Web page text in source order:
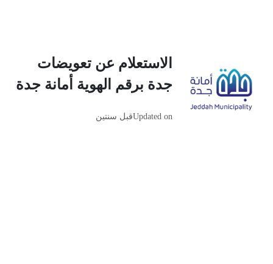
الاستعلام عن تعويضات
جدة برقم الهوية أمانة جدة
Updated onقبل سنتين